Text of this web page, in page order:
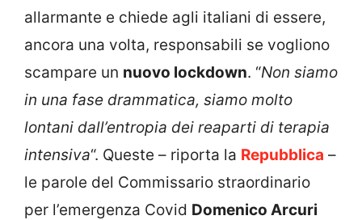
allarmante e chiede agli italiani di essere,
ancora una volta, responsabili se vogliono
scampare un nuovo lockdown. “Non siamo
in una fase drammatica, siamo molto
lontani dall’entropia dei reaparti di terapia
intensiva“. Queste – riporta la Repubblica –
le parole del Commissario straordinario
per l’emergenza Covid Domenico Arcuri